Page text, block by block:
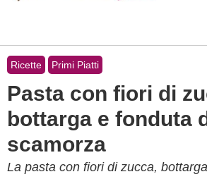
Ricette Primi Piatti
Pasta con fiori di
bottarga e fonduta
scamorza
La pasta con fiori di zucca,